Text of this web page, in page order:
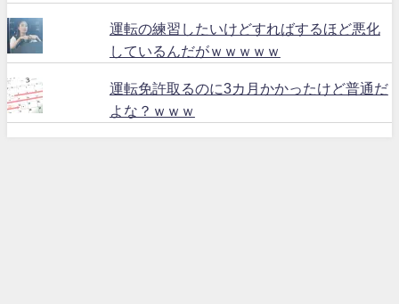
運転の練習したいけどすればするほど悪化
しているんだがｗｗｗｗｗ
運転免許取るのに3カ月かかったけど普通だ
よな？ｗｗｗ